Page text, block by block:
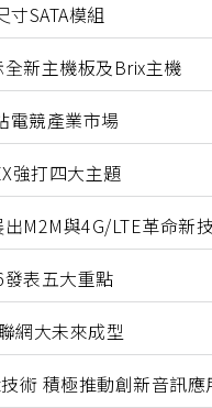
SATA模組
新主機板及Brix主機
電競產業市場
強打四大主題
M2M與4G/LTE革命新
表五大重點
網大未來成型
術 積極推動創新音訊應